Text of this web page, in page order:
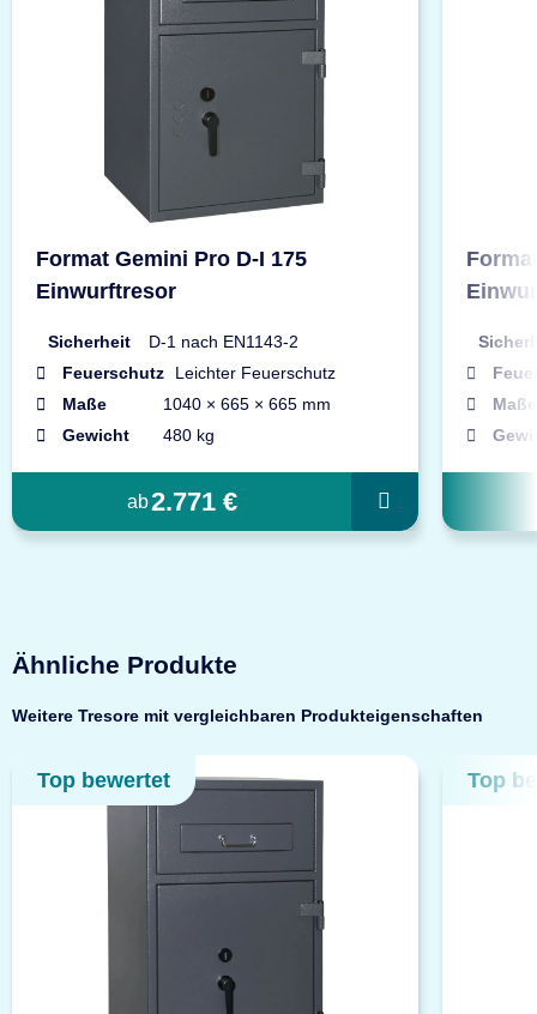
Format Gemini Pro D-I 175
Einwurftresor
Sicherheit
D-1 nach EN1143-2
Feuerschutz
Leichter Feuerschutz
Maße
1040 × 665 × 665 mm
Gewicht
480 kg
ab2.771 €
Maße
Ähnliche Produkte
Weitere Tresore mit vergleichbaren Produkteigenschaften
Top bewertet Top